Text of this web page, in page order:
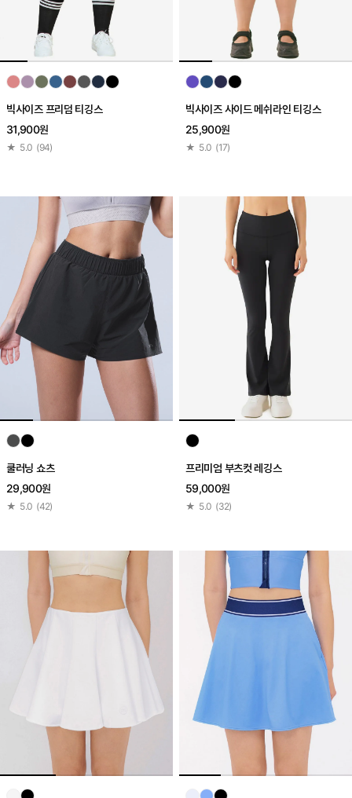
빅사이즈 프리덤 티깅스
31,900원
★ 5.0 (94)
빅사이즈 사이드 메쉬라인 티깅스
25,900원
★ 5.0 (17)
쿨러닝 쇼츠
29,900원
★ 5.0 (42)
프리미엄 부츠컷 레깅스
59,000원
★ 5.0 (32)